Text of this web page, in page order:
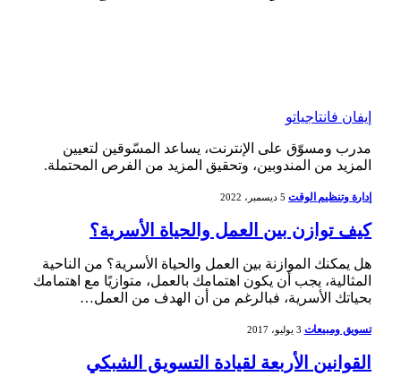
إيفان فانتاجياتو
مدرب ومسوّق على الإنترنت، يساعد المسّوقين لتعيين
المزيد من المندوبين، وتحقيق المزيد من الفرص المحتملة.
إدارة وتنظيم الوقت 5 ديسمبر، 2022
كيف توازن بين العمل والحياة الأسرية؟
هل يمكنك الموازنة بين العمل والحياة الأسرية؟ من الناحية
المثالية، يجب أن يكون اهتمامك بالعمل، متوازيًا مع اهتمامك
بحياتك الأسرية، فبالرغم من أن الهدف من العمل…
تسويق ومبيعات 3 يوليو، 2017
القوانين الأربعة لقيادة التسويق الشبكي